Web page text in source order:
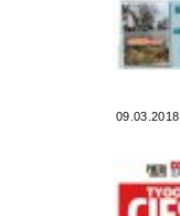
09.03.2018